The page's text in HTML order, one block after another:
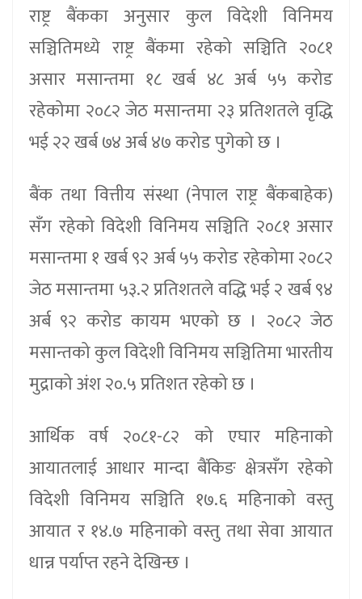
राष्ट्र बैंकका अनुसार कुल विदेशी विनिमय
सञ्चितिमध्ये राष्ट्र बैंकमा रहेको सञ्चिति २०८१
असार मसान्तमा १८ खर्ब ४८ अर्ब ५५ करोड
रहेकोमा २०८२ जेठ मसान्तमा २३ प्रतिशतले वृद्धि
भई २२ खर्ब ७४ अर्ब ४७ करोड पुगेको छ ।
बैंक तथा वित्तीय संस्था (नेपाल राष्ट्र बैंकबाहेक)
सँग रहेको विदेशी विनिमय सञ्चिति २०८१ असार
मसान्तमा १ खर्ब ९२ अर्ब ५५ करोड रहेकोमा २०८२
जेठ मसान्तमा ५३.२ प्रतिशतले वद्धि भई २ खर्ब ९४
अर्ब ९२ करोड कायम भएको छ । २०८२ जेठ
मसान्तको कुल विदेशी विनिमय सञ्चितिमा भारतीय
मुद्राको अंश २०.५ प्रतिशत रहेको छ ।
आर्थिक वर्ष २०८१-८२ को एघार महिनाको
आयातलाई आधार मान्दा बैंकिङ क्षेत्रसँग रहेको
विदेशी विनिमय सञ्चिति १७.६ महिनाको वस्तु
आयात र १४.७ महिनाको वस्तु तथा सेवा आयात
धान्न पर्याप्त रहने देखिन्छ ।